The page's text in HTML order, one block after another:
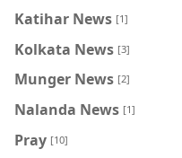
Katihar News [1]
Kolkata News [3]
Munger News [2]
Nalanda News [1]
Pray [10]